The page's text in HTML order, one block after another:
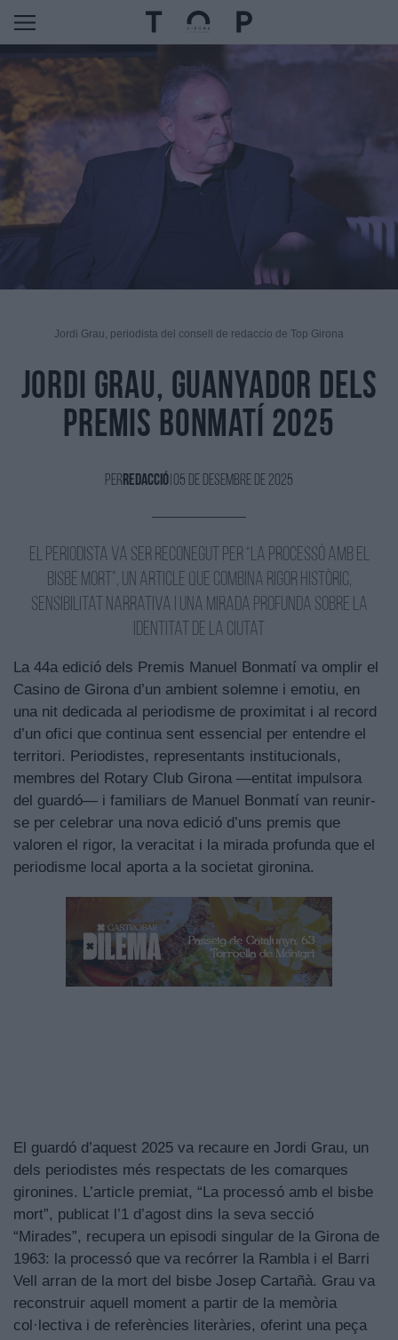
Jordi Grau, periodista del consell de redaccio de Top Girona
Jordi Grau, guanyador dels
Premis Bonmatí 2025
Perredacció 05 de Desembre de 2025
El periodista va ser reconegut per “La processó amb el
bisbe mort”, un article que combina rigor històric,
sensibilitat narrativa i una mirada profunda sobre la
identitat de la ciutat
La 44a edició dels Premis Manuel Bonmatí va omplir el
Casino de Girona d’un ambient solemne i emotiu, en
una nit dedicada al periodisme de proximitat i al record
d’un ofici que continua sent essencial per entendre el
territori. Periodistes, representants institucionals,
membres del Rotary Club Girona —entitat impulsora
del guardó— i familiars de Manuel Bonmatí van reunir-
se per celebrar una nova edició d’uns premis que
valoren el rigor, la veracitat i la mirada profunda que el
periodisme local aporta a la societat gironina.
El guardó d’aquest 2025 va recaure en Jordi Grau, un
dels periodistes més respectats de les comarques
gironines. L’article premiat, “La processó amb el bisbe
mort”, publicat l’1 d’agost dins la seva secció
“Mirades”, recupera un episodi singular de la Girona de
1963: la processó que va recórrer la Rambla i el Barri
Vell arran de la mort del bisbe Josep Cartañà. Grau va
reconstruir aquell moment a partir de la memòria
col·lectiva i de referències literàries, oferint una peça